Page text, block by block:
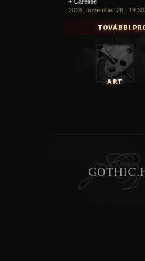
2026. november 26., 19:30